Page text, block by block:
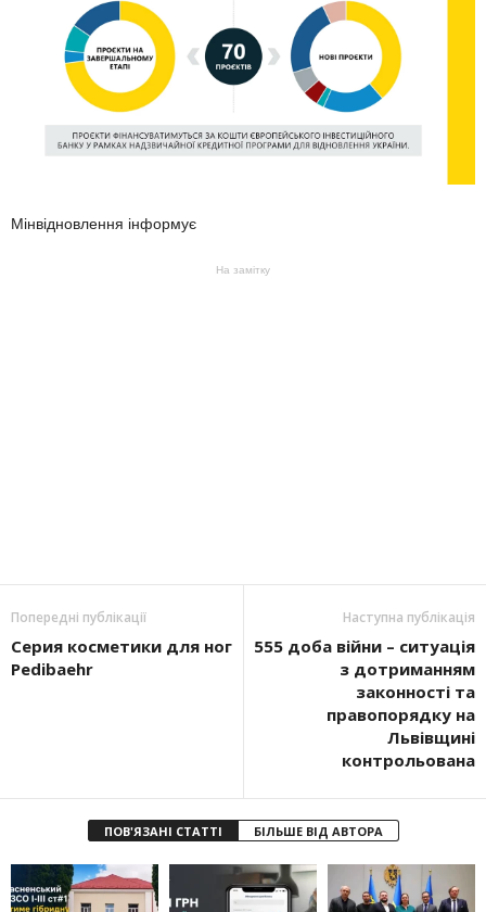
Мінвідновлення інформує
На замітку
Попередні публікації
Серия косметики для ног
Pedibaehr
Наступна публікація
555 доба війни – ситуація
з дотриманням
законності та
правопорядку на
Львівщині
контрольована
ПОВ'ЯЗАНІ СТАТТІ БІЛЬШЕ ВІД АВТОРА